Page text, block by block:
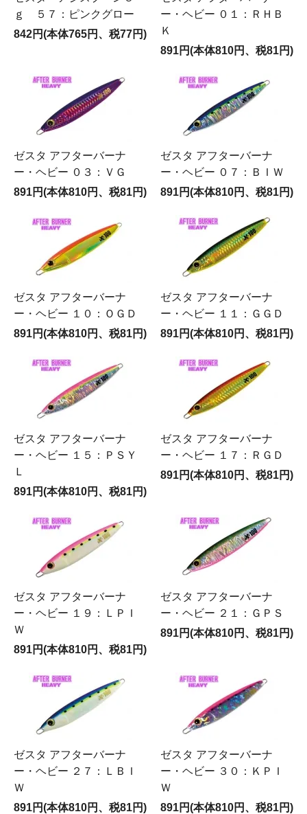
ｇ ５７：ピンクグロー
842円(本体765円、税77円)
ー・ヘビー ０１：ＲＨＢ
Ｋ
891円(本体810円、税81円)
ゼスタ アフターバーナ
ー・ヘビー ０３：ＶＧ
891円(本体810円、税81円)
ゼスタ アフターバーナ
ー・ヘビー ０７：ＢＩＷ
891円(本体810円、税81円)
ゼスタ アフターバーナ
ー・ヘビー １０：ＯＧＤ
891円(本体810円、税81円)
ゼスタ アフターバーナ
ー・ヘビー １１：ＧＧＤ
891円(本体810円、税81円)
ゼスタ アフターバーナ
ー・ヘビー １５：ＰＳＹ
Ｌ
891円(本体810円、税81円)
ゼスタ アフターバーナ
ー・ヘビー １７：ＲＧＤ
891円(本体810円、税81円)
ゼスタ アフターバーナ
ー・ヘビー １９：ＬＰＩ
Ｗ
891円(本体810円、税81円)
ゼスタ アフターバーナ
ー・ヘビー ２１：ＧＰＳ
891円(本体810円、税81円)
ゼスタ アフターバーナ
ー・ヘビー ２７：ＬＢＩ
Ｗ
891円(本体810円、税81円)
ゼスタ アフターバーナ
ー・ヘビー ３０：ＫＰＩ
Ｗ
891円(本体810円、税81円)